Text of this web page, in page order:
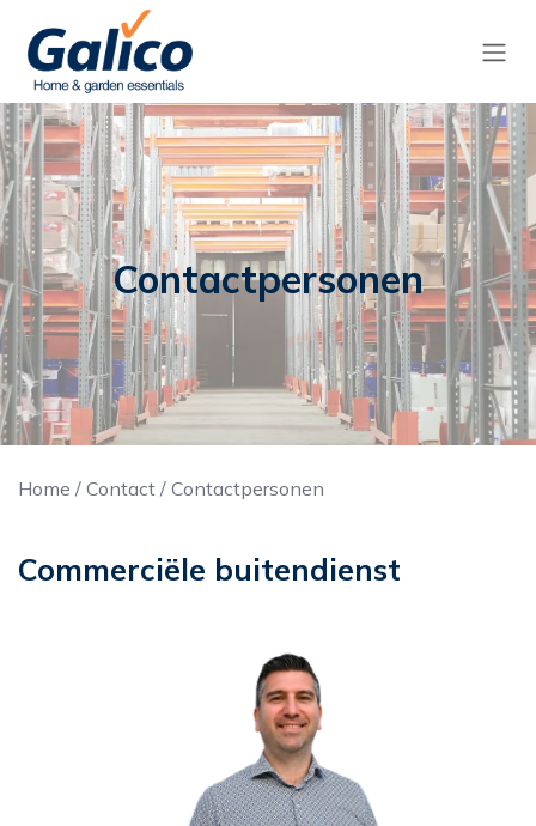
Overslaan naar inhoud
Contactpersonen
Home / Contact / Contactpersonen
Commerciële buitendienst